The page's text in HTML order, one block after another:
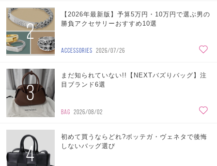
2
【2026年最新版】予算5万円・10万円で選ぶ男の
勝負アクセサリーおすすめ10選
ACCESSORIES 2026/07/26
3
まだ知られていない!!【NEXTバズりバッグ】注
目ブランド6選
BAG 2026/08/02
4
初めて買うならどれ?ボッテガ・ヴェネタで後悔
しないバッグ選び